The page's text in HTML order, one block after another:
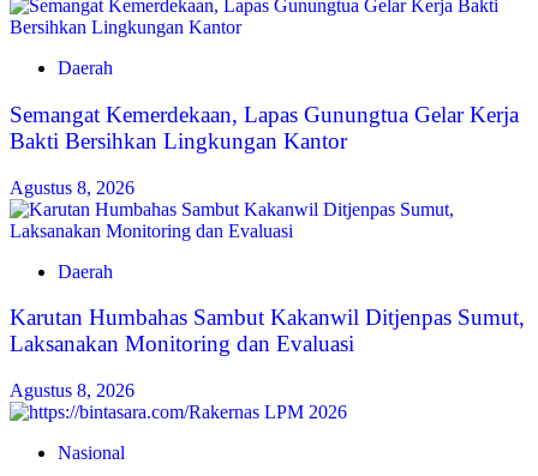
Daerah
Semangat Kemerdekaan, Lapas Gunungtua Gelar Kerja
Bakti Bersihkan Lingkungan Kantor
Agustus 8, 2026
Daerah
Karutan Humbahas Sambut Kakanwil Ditjenpas Sumut,
Laksanakan Monitoring dan Evaluasi
Agustus 8, 2026
Nasional